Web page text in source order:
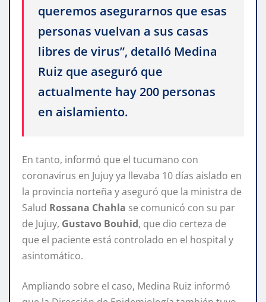
queremos asegurarnos que esas
personas vuelvan a sus casas
libres de virus”, detalló Medina
Ruiz que aseguró que
actualmente hay 200 personas
en aislamiento.
En tanto, informó que el tucumano con
coronavirus en Jujuy ya llevaba 10 días aislado en
la provincia norteña y aseguró que la ministra de
Salud Rossana Chahla se comunicó con su par
de Jujuy, Gustavo Bouhid, que dio certeza de
que el paciente está controlado en el hospital y
asintomático.
Ampliando sobre el caso, Medina Ruiz informó